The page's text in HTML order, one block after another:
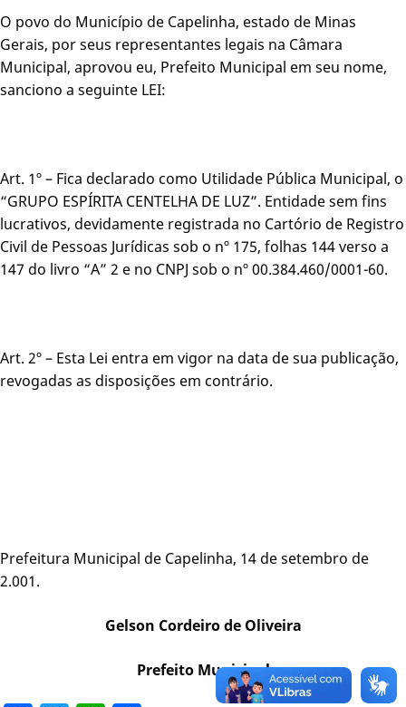
O povo do Município de Capelinha, estado de Minas
Gerais, por seus representantes legais na Câmara
Municipal, aprovou eu, Prefeito Municipal em seu nome,
sanciono a seguinte LEI:
Art. 1º – Fica declarado como Utilidade Pública Municipal, o
“GRUPO ESPÍRITA CENTELHA DE LUZ”. Entidade sem fins
lucrativos, devidamente registrada no Cartório de Registro
Civil de Pessoas Jurídicas sob o nº 175, folhas 144 verso a
147 do livro “A” 2 e no CNPJ sob o nº 00.384.460/0001-60.
Art. 2º – Esta Lei entra em vigor na data de sua publicação,
revogadas as disposições em contrário.
Prefeitura Municipal de Capelinha, 14 de setembro de
2.001.
Gelson Cordeiro de Oliveira
Prefeito Municipal